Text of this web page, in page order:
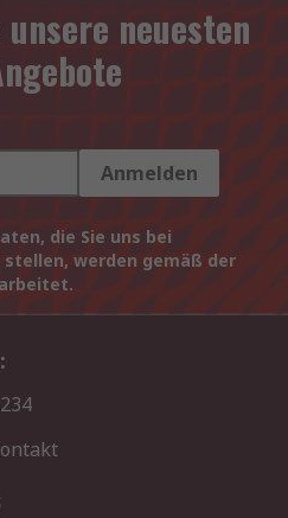
neuesten
Anmelden
die Sie uns bei
werden gemäß der